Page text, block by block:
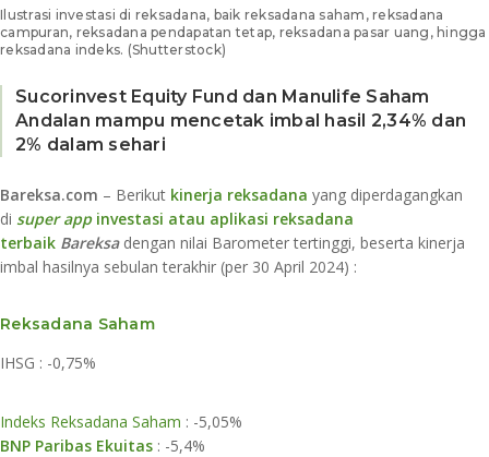
Ilustrasi investasi di reksadana, baik reksadana saham, reksadana
campuran, reksadana pendapatan tetap, reksadana pasar uang, hingga
reksadana indeks. (Shutterstock)
Sucorinvest Equity Fund dan Manulife Saham
Andalan mampu mencetak imbal hasil 2,34% dan
2% dalam sehari
Bareksa.com – Berikut kinerja reksadana yang diperdagangkan
di super app investasi atau aplikasi reksadana
terbaik Bareksa dengan nilai Barometer tertinggi, beserta kinerja
imbal hasilnya sebulan terakhir (per 30 April 2024) :
Reksadana Saham
IHSG : -0,75%
Indeks Reksadana Saham : -5,05%
BNP Paribas Ekuitas : -5,4%